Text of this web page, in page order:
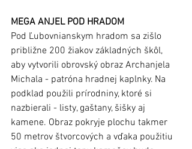
MEGA ANJEL POD HRADOM
Pod Ľubovnianskym hradom sa zišlo
približne 200 žiakov základných škôl,
aby vytvorili obrovský obraz Archanjela
Michala - patróna hradnej kaplnky. Na
podklad použili prírodniny, ktoré si
nazbierali - listy, gaštany, šišky aj
kamene. Obraz pokryje plochu takmer
50 metrov štvorcových a vďaka použitiu